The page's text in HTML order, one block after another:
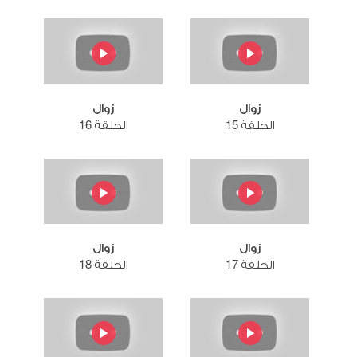
زوال
الحلقة 15
زوال
الحلقة 16
زوال
الحلقة 17
زوال
الحلقة 18